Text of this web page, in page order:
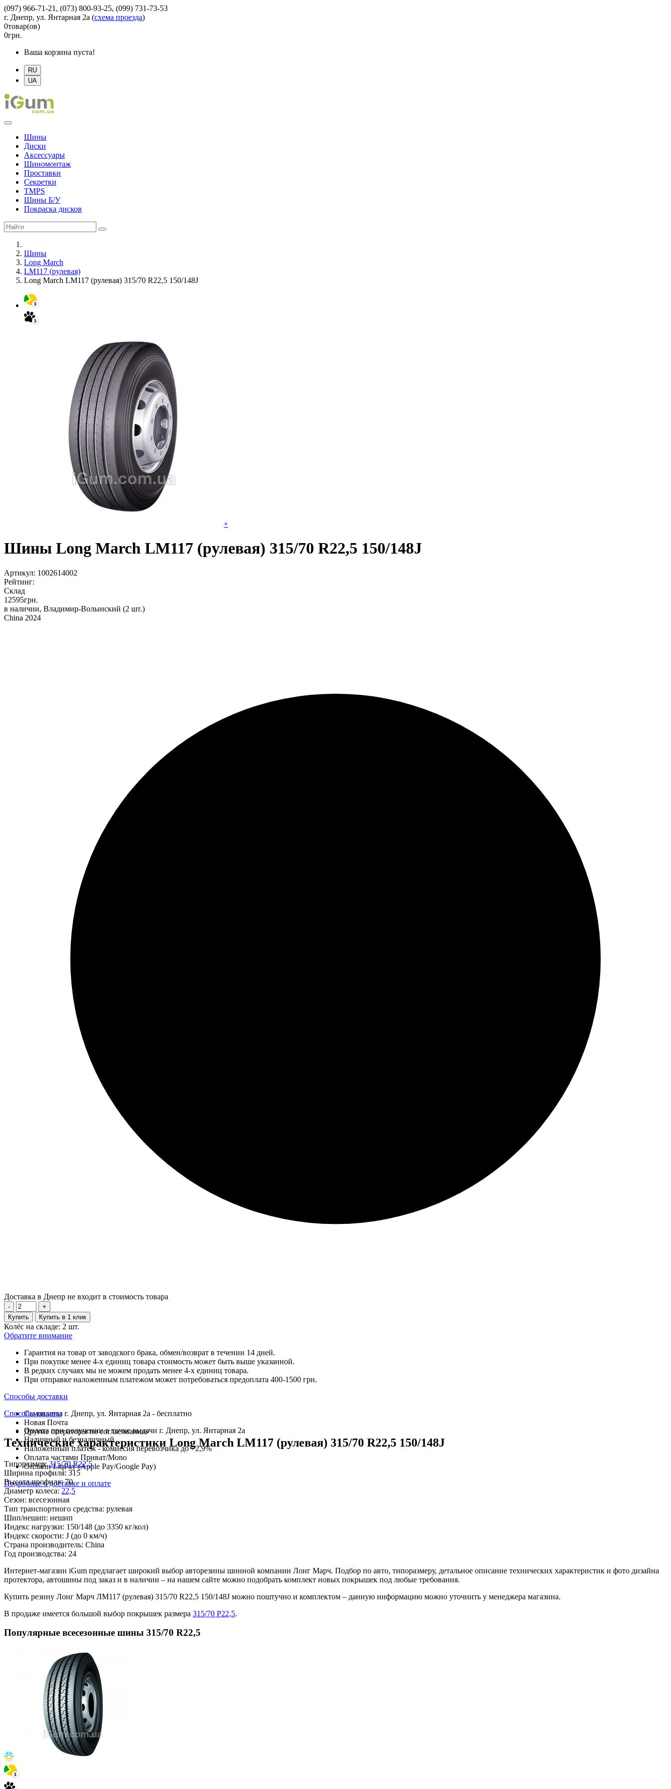
(097) 966-71-21, (073) 800-93-25, (099) 731-73-53
г. Днепр, ул. Янтарная 2а (схема проезда)
0товар(ов)
0грн.
Ваша корзина пуста!
RU
UA
Шины
Диски
Аксессуары
Шиномонтаж
Проставки
Секретки
TMPS
Шины Б/У
Покраска дисков
Шины
Long March
LM117 (рулевая)
Long March LM117 (рулевая) 315/70 R22,5 150/148J
+
Шины Long March LM117 (рулевая) 315/70 R22,5 150/148J
Артикул: 1002614002
Рейтинг:
Склад
12595грн.
в наличии, Владимир-Волынский (2 шт.)
China 2024
Доставка в Днепр не входит в стоимость товара
-
+
Купить
Купить в 1 клик
Колёс на складе: 2 шт.
Обратите внимание
Гарантия на товар от заводского брака, обмен/возврат в течении 14 дней.
При покупке менее 4-х единиц товара стоимость может быть выше указанной.
В редких случаях мы не можем продать менее 4-х единиц товара.
При отправке наложенным платежом может потребоваться предоплата 400-1500 грн.
Способы доставки
Самовывоз г. Днепр, ул. Янтарная 2а - бесплатно
Новая Почта
Другие операторы по согласованию
Способы оплаты
Оплата при получении в точке выдачи г. Днепр, ул. Янтарная 2а
Наличный и безналичный
Наложенный платеж - комиссия перевозчика до +2,9%
Оплата частями Приват/Mono
Онлайн LiqPay (Apple Pay/Google Pay)
Подробнее о доставке и оплате
Технические характеристики Long March LM117 (рулевая) 315/70 R22,5 150/148J
Типоразмер:315/70 R22,5
Ширина профиля: 315
Высота профиля:70
Диаметр колеса: 22,5
Сезон: всесезонная
Тип транспортного средства: рулевая
Шип/нешип: нешип
Индекс нагрузки: 150/148 (до 3350 кг/кол)
Индекс скорости: J (до 0 км/ч)
Страна производитель: China
Год производства: 24
Интернет-магазин iGum предлагает широкий выбор авторезины шинной компании Лонг Марч. Подбор по авто, типоразмеру, детальное описание технических характеристик и фото дизайна
протектора, автошины под заказ и в наличии – на нашем сайте можно подобрать комплект новых покрышек под любые требования.
Купить резину Лонг Марч ЛМ117 (рулевая) 315/70 R22,5 150/148J можно поштучно и комплектом – данную информацию можно уточнить у менеджера магазина.
В продаже имеется большой выбор покрышек размера 315/70 Р22,5.
Популярные всесезонные шины 315/70 R22,5